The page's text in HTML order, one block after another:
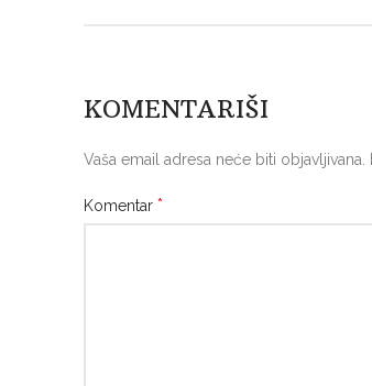
KOMENTARIŠI
Vaša email adresa neće biti objavljivana.
Komentar *